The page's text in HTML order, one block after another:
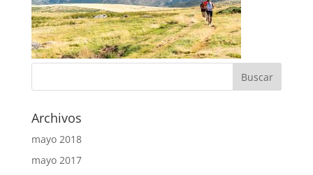
Archivos
mayo 2018
mayo 2017